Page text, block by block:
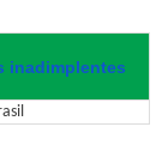
inadimplentes